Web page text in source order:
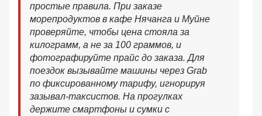
простые правила. При заказе
морепродуктов в кафе Нячанга и Муйне
проверяйте, чтобы цена стояла за
килограмм, а не за 100 граммов, и
фотографируйте прайс до заказа. Для
поездок вызывайте машины через Grab
по фиксированному тарифу, игнорируя
зазывал-таксистов. На прогулках
держите смартфоны и сумки с